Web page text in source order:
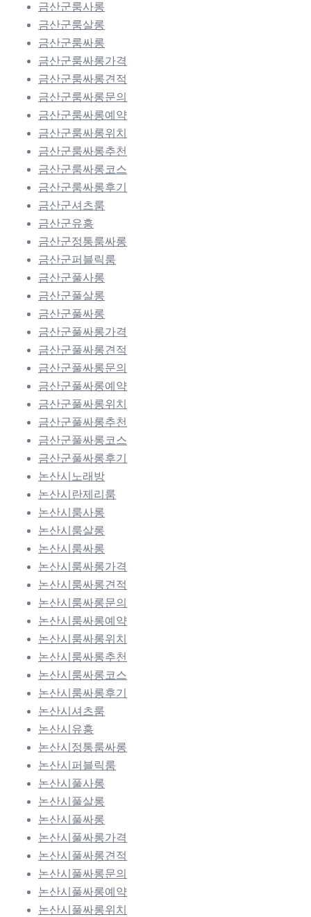
금산군룸사롱
금산군룸살롱
금산군룸싸롱
금산군룸싸롱가격
금산군룸싸롱견적
금산군룸싸롱문의
금산군룸싸롱예약
금산군룸싸롱위치
금산군룸싸롱추천
금산군룸싸롱코스
금산군룸싸롱후기
금산군셔츠룸
금산군유흥
금산군정통룸싸롱
금산군퍼블릭룸
금산군풀사롱
금산군풀살롱
금산군풀싸롱
금산군풀싸롱가격
금산군풀싸롱견적
금산군풀싸롱문의
금산군풀싸롱예약
금산군풀싸롱위치
금산군풀싸롱추천
금산군풀싸롱코스
금산군풀싸롱후기
논산시노래방
논산시란제리룸
논산시룸사롱
논산시룸살롱
논산시룸싸롱
논산시룸싸롱가격
논산시룸싸롱견적
논산시룸싸롱문의
논산시룸싸롱예약
논산시룸싸롱위치
논산시룸싸롱추천
논산시룸싸롱코스
논산시룸싸롱후기
논산시셔츠룸
논산시유흥
논산시정통룸싸롱
논산시퍼블릭룸
논산시풀사롱
논산시풀살롱
논산시풀싸롱
논산시풀싸롱가격
논산시풀싸롱견적
논산시풀싸롱문의
논산시풀싸롱예약
논산시풀싸롱위치